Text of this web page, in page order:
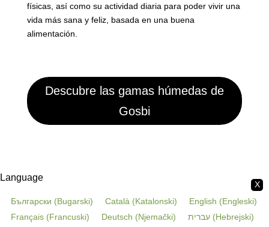
físicas, así como su actividad diaria para poder vivir una
vida más sana y feliz, basada en una buena
alimentación.
Descubre las gamas húmedas de
Gosbi
X
Language
Български (Bugarski) Català (Katalonski) English (Engleski)
Français (Francuski) Deutsch (Njemački) עברית (Hebrejski)